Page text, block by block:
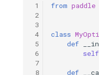
1
2
3
4
5
6
7
8
from paddle
class
def
self
def